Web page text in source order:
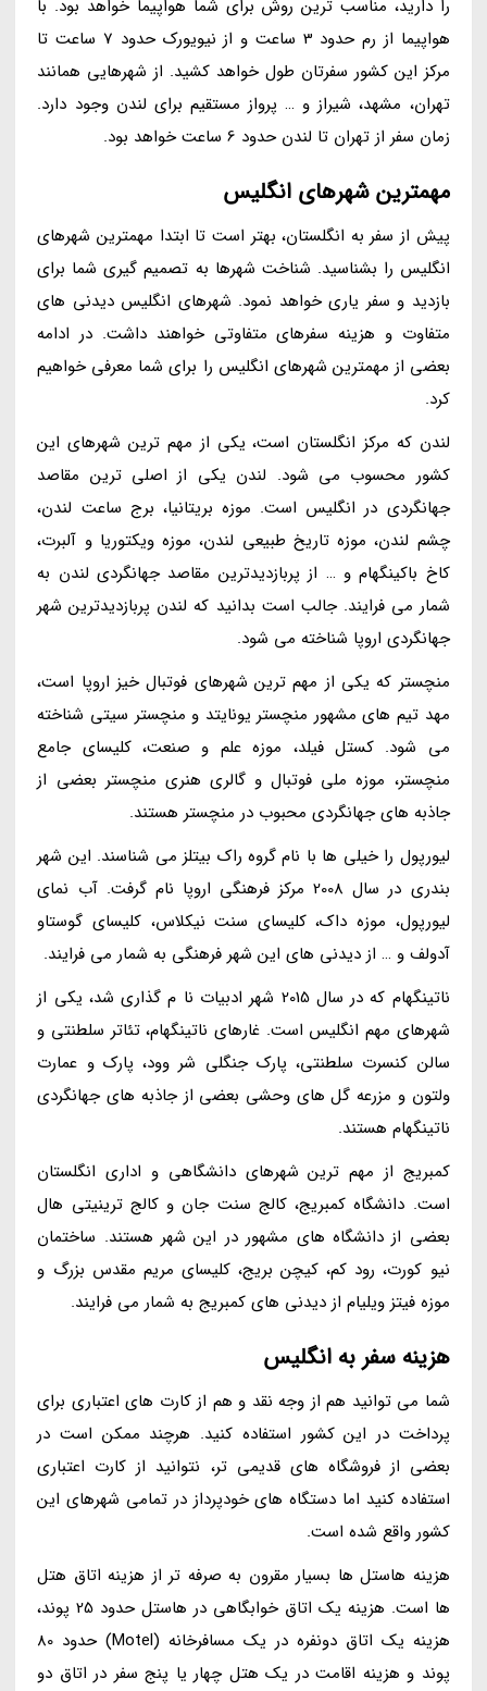
را دارید، مناسب ترین روش برای شما هواپیما خواهد بود. با
هواپیما از رم حدود 3 ساعت و از نیویورک حدود 7 ساعت تا
مرکز این کشور سفرتان طول خواهد کشید. از شهرهایی همانند
تهران، مشهد، شیراز و … پرواز مستقیم برای لندن وجود دارد.
زمان سفر از تهران تا لندن حدود 6 ساعت خواهد بود.
مهمترین شهرهای انگلیس
پیش از سفر به انگلستان، بهتر است تا ابتدا مهمترین شهرهای
انگلیس را بشناسید. شناخت شهرها به تصمیم گیری شما برای
بازدید و سفر یاری خواهد نمود. شهرهای انگلیس دیدنی های
متفاوت و هزینه سفرهای متفاوتی خواهند داشت. در ادامه
بعضی از مهمترین شهرهای انگلیس را برای شما معرفی خواهیم
کرد.
لندن که مرکز انگلستان است، یکی از مهم ترین شهرهای این
کشور محسوب می شود. لندن یکی از اصلی ترین مقاصد
جهانگردی در انگلیس است. موزه بریتانیا، برج ساعت لندن،
چشم لندن، موزه تاریخ طبیعی لندن، موزه ویکتوریا و آلبرت،
کاخ باکینگهام و … از پربازدیدترین مقاصد جهانگردی لندن به
شمار می فرایند. جالب است بدانید که لندن پربازدیدترین شهر
جهانگردی اروپا شناخته می شود.
منچستر که یکی از مهم ترین شهرهای فوتبال خیز اروپا است،
مهد تیم های مشهور منچستر یونایتد و منچستر سیتی شناخته
می شود. کستل فیلد، موزه علم و صنعت، کلیسای جامع
منچستر، موزه ملی فوتبال و گالری هنری منچستر بعضی از
جاذبه های جهانگردی محبوب در منچستر هستند.
لیورپول را خیلی ها با نام گروه راک بیتلز می شناسند. این شهر
بندری در سال 2008 مرکز فرهنگی اروپا نام گرفت. آب نمای
لیورپول، موزه داک، کلیسای سنت نیکلاس، کلیسای گوستاو
آدولف و … از دیدنی های این شهر فرهنگی به شمار می فرایند.
ناتینگهام که در سال 2015 شهر ادبیات نا م گذاری شد، یکی از
شهرهای مهم انگلیس است. غارهای ناتینگهام، تئاتر سلطنتی و
سالن کنسرت سلطنتی، پارک جنگلی شر وود، پارک و عمارت
ولتون و مزرعه گل های وحشی بعضی از جاذبه های جهانگردی
ناتینگهام هستند.
کمبریج از مهم ترین شهرهای دانشگاهی و اداری انگلستان
است. دانشگاه کمبریج، کالج سنت جان و کالج ترینیتی هال
بعضی از دانشگاه های مشهور در این شهر هستند. ساختمان
نیو کورت، رود کم، کیچن بریج، کلیسای مریم مقدس بزرگ و
موزه فیتز ویلیام از دیدنی های کمبریج به شمار می فرایند.
هزینه سفر به انگلیس
شما می توانید هم از وجه نقد و هم از کارت های اعتباری برای
پرداخت در این کشور استفاده کنید. هرچند ممکن است در
بعضی از فروشگاه های قدیمی تر، نتوانید از کارت اعتباری
استفاده کنید اما دستگاه های خودپرداز در تمامی شهرهای این
کشور واقع شده است.
هزینه هاستل ها بسیار مقرون به صرفه تر از هزینه اتاق هتل
ها است. هزینه یک اتاق خوابگاهی در هاستل حدود 25 پوند،
هزینه یک اتاق دونفره در یک مسافرخانه (Motel) حدود 80
پوند و هزینه اقامت در یک هتل چهار یا پنج سفر در اتاق دو